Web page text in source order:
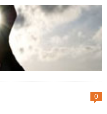
的消息传来，觊觎她的男人们开
始蠢蠢欲动。小镇上四处充斥着
情欲的泡沫。影片通过一个处于
青春发育期的少年维利图的眼睛...
拿歌德那句“我爱你与你无关”来宣
传。她说，其实她拍的是一部对
爱情提出“爱情是什么”的电影。她
说这部片子实际上在告诉别
人，“我爱你与你无关”。 我觉
得这丫头简直在拿歌德的话在到
定要与你无关啊？这句话拿出来
他，这样的日子是不是你想要的
生活？ 他当然答不是。
0